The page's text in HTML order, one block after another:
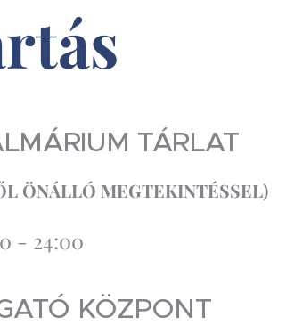
TÁRLAT
ÖNÁLLÓ MEGTEKINTÉSSEL)
- 24:00
KÖZPONT